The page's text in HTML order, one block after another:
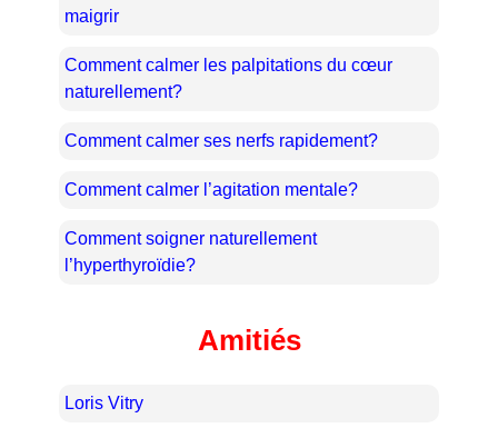
maigrir
Comment calmer les palpitations du cœur
naturellement?
Comment calmer ses nerfs rapidement?
Comment calmer l’agitation mentale?
Comment soigner naturellement
l’hyperthyroïdie?
Amitiés
Loris Vitry